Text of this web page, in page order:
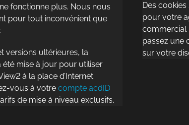
fonctionne plus. Nous nous
pour tout inconvénient que
versions ultérieures, la
été mise à jour pour utiliser
à la place d’Internet
vous à votre compte acdID
de mise à niveau exclusifs.
Des
pour votre
commercial
passez une
sur votre